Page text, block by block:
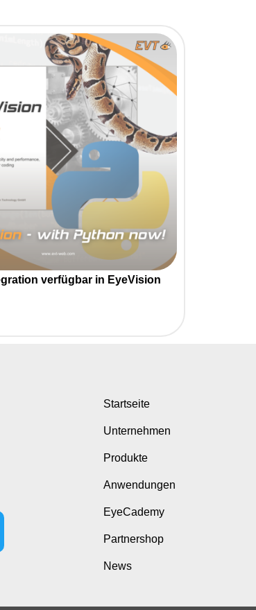
verfügbar in EyeVision
Startseite
Unternehmen
Produkte
Anwendungen
EyeCademy
Partnershop
News